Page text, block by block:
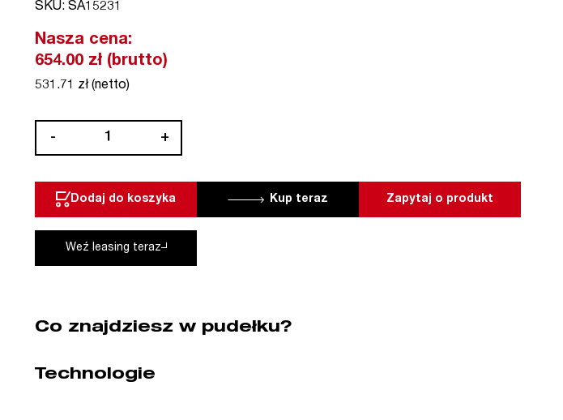
SKU: SA15231
Nasza cena:
654.00 zł (brutto)
531.71 zł (netto)
-
200
STABILA
15231)
+
Dodaj do koszyka Zapytaj o produkt
Kup teraz
Weź leasing teraz
Co znajdziesz w pudełku?
Technologie